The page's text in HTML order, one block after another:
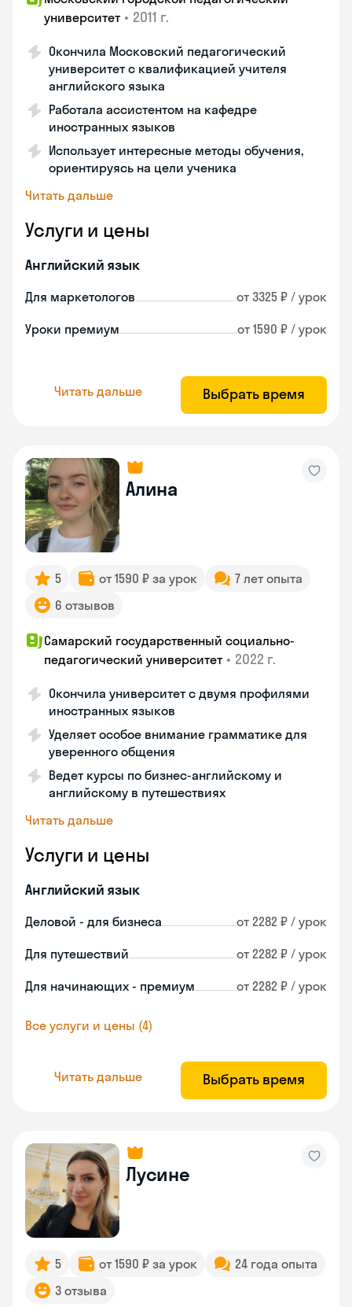
университет • 2011 г.
Окончила Московский педагогический
университет с квалификацией учителя
английского языка
Работала ассистентом на кафедре
иностранных языков
Использует интересные методы обучения,
ориентируясь на цели ученика
Читать дальше
Услуги и цены
Английский язык
Для маркетологов от 3325 ₽ / урок
Уроки премиум от 1590 ₽ / урок
Читать дальше Выбрать время
Алина
5 от 1590 ₽ за урок
7 лет опыта
6 отзывов
Самарский государственный социально-
педагогический университет • 2022 г.
Окончила университет с двумя профилями
иностранных языков
Уделяет особое внимание грамматике для
уверенного общения
Ведет курсы по бизнес-английскому и
английскому в путешествиях
Читать дальше
Услуги и цены
Английский язык
Деловой - для бизнеса от 2282 ₽ / урок
Для путешествий от 2282 ₽ / урок
Для начинающих - премиум от 2282 ₽ / урок
Все услуги и цены (4)
Читать дальше Выбрать время
Лусине
5 от 1590 ₽ за урок
24 года опыта
3 отзыва